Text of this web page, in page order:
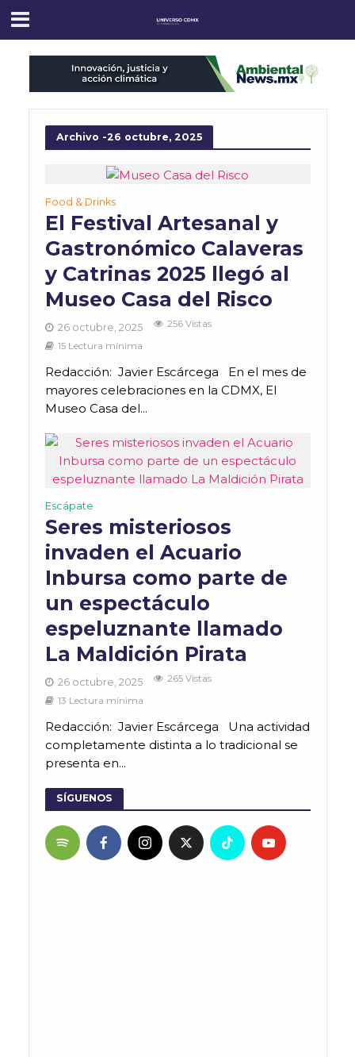
Archivo -26 octubre, 2025
Food & Drinks
El Festival Artesanal y
Gastronómico Calaveras
y Catrinas 2025 llegó al
Museo Casa del Risco
26 octubre, 2025
256 Vistas
15 Lectura mínima
Redacción: Javier Escárcega En el mes de
mayores celebraciones en la CDMX, El
Museo Casa del...
Escápate
Seres misteriosos
invaden el Acuario
Inbursa como parte de
un espectáculo
espeluznante llamado
La Maldición Pirata
26 octubre, 2025
265 Vistas
13 Lectura mínima
Redacción: Javier Escárcega Una actividad
completamente distinta a lo tradicional se
presenta en...
SÍGUENOS